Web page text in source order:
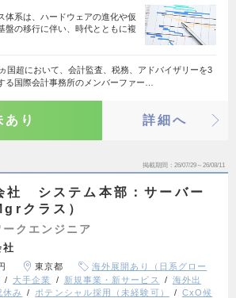
体系は、ハードウェアの進化や仮
盤の移行に伴い、時代とともに複
国超において、会計監査、税務、アドバイザリーを3
る国際会計事務所のメンバーファー…
あり 詳細へ
掲載期間 26/07/29～26/08/11
社 システム本部：サーバー
クラス）
クエンジニア
社
東京都
海外展開あり（日系グロー
大手企業 新規事業・新サービス
海外出
休み ポテンシャル採用（未経験可）
CxO候